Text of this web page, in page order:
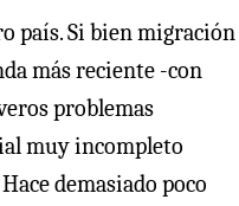
país. Si bien migración
más reciente -con
problemas
muy incompleto
demasiado poco